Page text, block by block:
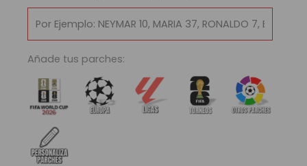
Añade tus parches: